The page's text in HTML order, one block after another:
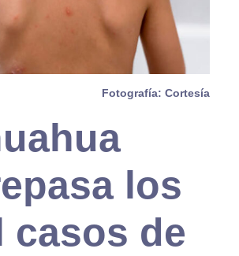
Fotografía: Cortesía
los
casos de